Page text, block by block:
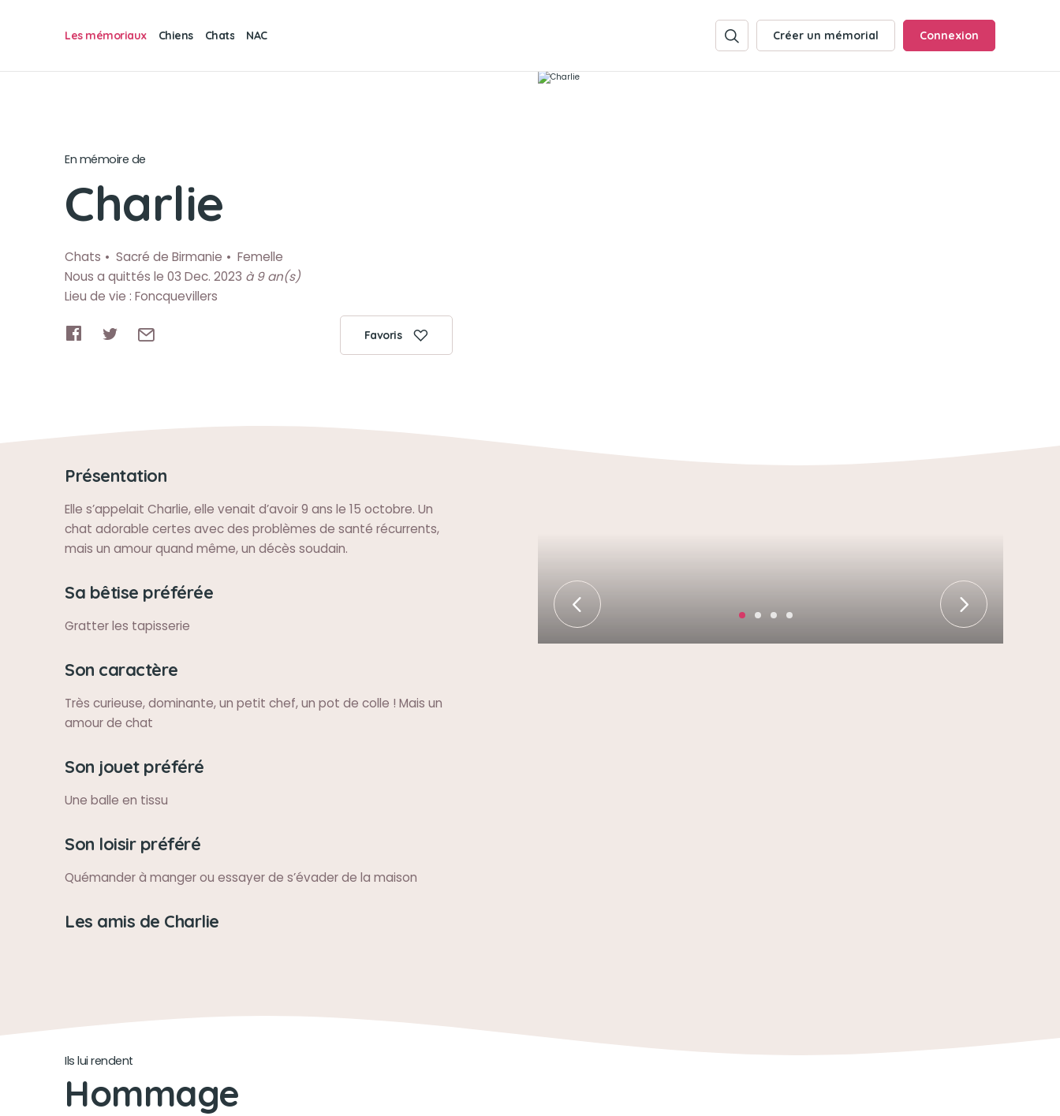
Les mémoriaux Chiens Chats NAC Créer un mémorial Connexion
En mémoire de
Charlie
Chats Sacré de Birmanie
Femelle
Nous a quittés le 03 Dec. 2023 à 9 an(s)
Lieu de vie : Foncquevillers
Favoris
Présentation
Elle s’appelait Charlie, elle venait d’avoir 9 ans le 15 octobre. Un
chat adorable certes avec des problèmes de santé récurrents,
mais un amour quand même, un décès soudain.
Sa bêtise préférée
Gratter les tapisserie
Son caractère
Très curieuse, dominante, un petit chef, un pot de colle ! Mais un
amour de chat
Son jouet préféré
Une balle en tissu
Son loisir préféré
Quémander à manger ou essayer de s’évader de la maison
Les amis de Charlie
Ils lui rendent
Hommage